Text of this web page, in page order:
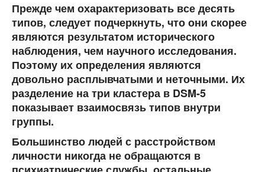
Прежде чем охарактеризовать все десять
типов, следует подчеркнуть, что они скорее
являются результатом исторического
наблюдения, чем научного исследования.
Поэтому их определения являются
довольно расплывчатыми и неточными. Их
разделение на три кластера в DSM-5
показывает взаимосвязь типов внутри
группы.
Большинство людей с расстройством
личности никогда не обращаются в